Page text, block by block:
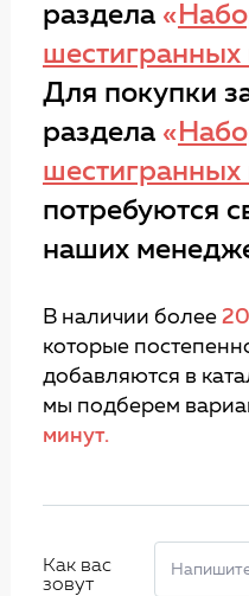
раздела «
Для покупки
раздела «
потребуются
наших
В наличии более
которые
добавляются в
мы подберем
минут.
Как вас
зовут